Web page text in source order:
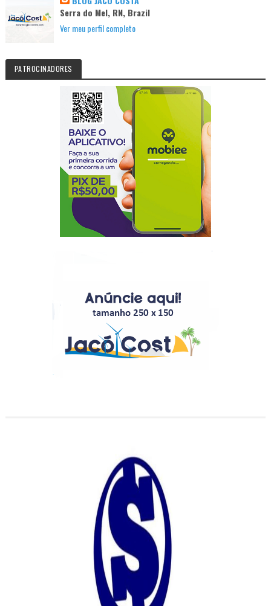
Serra do Mel, RN, Brazil
Ver meu perfil completo
PATROCINADORES